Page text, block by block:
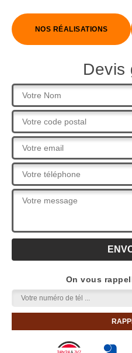
NOS RÉALISATIONS
Devis
On vous